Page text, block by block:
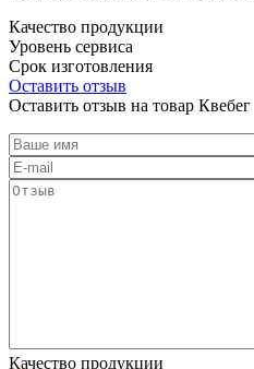
Качество продукции
Уровень сервиса
Срок изготовления
Оставить отзыв
Оставить отзыв на товар Квебег
Качество продукции